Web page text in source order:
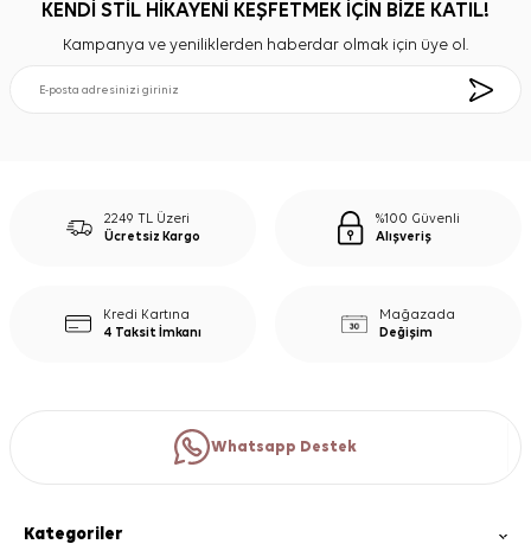
KENDİ STİL HİKAYENİ KEŞFETMEK İÇİN BİZE KATIL!
Kampanya ve yeniliklerden haberdar olmak için üye ol.
2249 TL Üzeri
Ücretsiz Kargo
%100 Güvenli
Alışveriş
Kredi Kartına
4 Taksit İmkanı
Mağazada
Değişim
Whatsapp Destek
Kategoriler